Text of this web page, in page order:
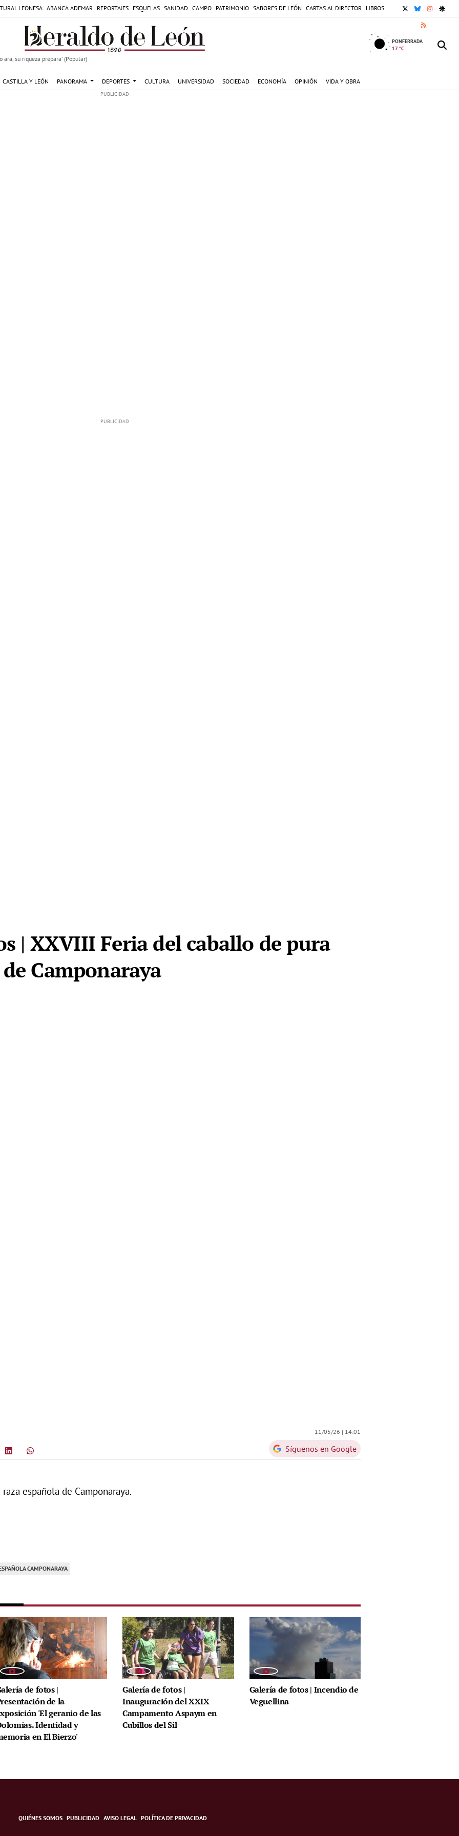
LEONESA ABANCA ADEMAR REPORTAJES ESQUELAS SANIDAD CAMPO PATRIMONIO SABORES DE LEÓN CARTAS AL DIRECTOR LIBROS X BLUESKY
RSS
ara, su riqueza prepara' (Popular)
PONFERRADA
17 °C
CASTILLA Y LEÓN PANORAMA DEPORTES CULTURA UNIVERSIDAD SOCIEDAD ECONOMÍA OPINIÓN VIDA Y OBRA
| XXVIII Feria del caballo de pura
Camponaraya
11/05/26 | 14:01
Síguenos en Google
española de Camponaraya.
CAMPONARAYA
de fotos |
de la
'El geranio de las
Identidad y
en El Bierzo'
Galería de fotos |
Inauguración del XXIX
Campamento Aspaym en
Cubillos del Sil
Galería de fotos | Incendio de
Veguellina
QUIÉNES SOMOS PUBLICIDAD AVISO LEGAL POLÍTICA DE PRIVACIDAD